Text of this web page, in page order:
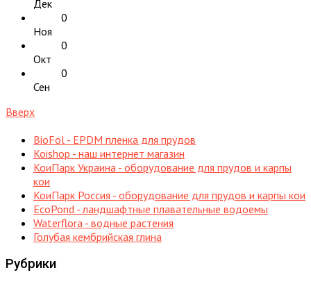
Дек
0
Ноя
0
Окт
0
Сен
Вверх
BioFol - EPDM пленка для прудов
Koishop - наш интернет магазин
КоиПарк Украина - оборудование для прудов и карпы
кои
КоиПарк Россия - оборудование для прудов и карпы кои
EcoPond - ландшафтные плавательные водоемы
Waterflora - водные растения
Голубая кембрийская глина
Рубрики